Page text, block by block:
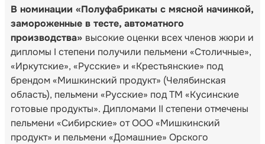
В номинации «Полуфабрикаты с мясной начинкой,
замороженные в тесте, автоматного
производства» высокие оценки всех членов жюри и
дипломы I степени получили пельмени «Столичные»,
«Иркутские», «Русские» и «Крестьянские» под
брендом «Мишкинский продукт» (Челябинская
область), пельмени «Русские» под ТМ «Кусинские
готовые продукты». Дипломами II степени отмечены
пельмени «Сибирские» от ООО «Мишкинский
продукт» и пельмени «Домашние» Орского